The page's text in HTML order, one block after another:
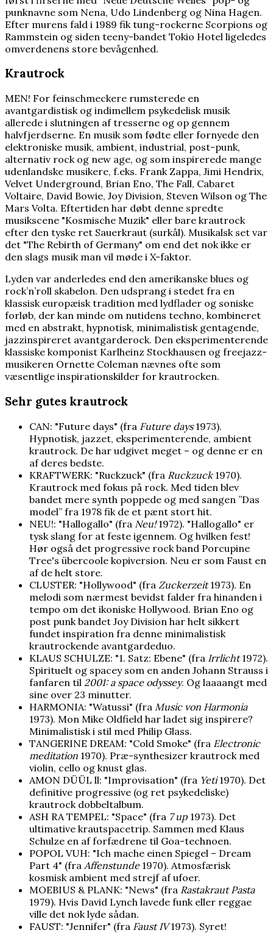
punknavne som Nena, Udo Lindenberg og Nina Hagen.
Efter murens fald i 1989 fik tung-rockerne Scorpions og
Rammstein og siden teeny-bandet Tokio Hotel ligeledes
omverdenens store bevågenhed.
Krautrock
MEN! For feinschmeckere rumsterede en
avantgardistisk og indimellem psykedelisk musik
allerede i slutningen af tresserne og op gennem
halvfjerdserne. En musik som fødte eller fornyede den
elektroniske musik, ambient, industrial, post-punk,
alternativ rock og new age, og som inspirerede mange
udenlandske musikere, f.eks. Frank Zappa, Jimi Hendrix,
Velvet Underground, Brian Eno, The Fall, Cabaret
Voltaire, David Bowie, Joy Division, Steven Wilson og The
Mars Volta. Eftertiden har døbt denne spredte
musikscene "Kosmische Muzik" eller bare krautrock
efter den tyske ret Sauerkraut (surkål). Musikalsk set var
det "The Rebirth of Germany" om end det nok ikke er
den slags musik man vil møde i X-faktor.
Lyden var anderledes end den amerikanske blues og
rock’n’roll skabelon. Den udsprang i stedet fra en
klassisk europæisk tradition med lydflader og soniske
forløb, der kan minde om nutidens techno, kombineret
med en abstrakt, hypnotisk, minimalistisk gentagende,
jazzinspireret avantgarderock. Den eksperimenterende
klassiske komponist Karlheinz Stockhausen og freejazz-
musikeren Ornette Coleman nævnes ofte som
væsentlige inspirationskilder for krautrocken.
Sehr gutes krautrock
CAN: "Future days" (fra Future days1973).
Hypnotisk, jazzet, eksperimenterende, ambient
krautrock. De har udgivet meget – og denne er en
af deres bedste.
KRAFTWERK: "Ruckzuck" (fra Ruckzuck1970).
Krautrock med fokus på rock. Med tiden blev
bandet mere synth poppede og med sangen ”Das
model” fra 1978 fik de et pænt stort hit.
NEU!: "Hallogallo" (fra Neu!1972). "Hallogallo" er
tysk slang for at feste igennem. Og hvilken fest!
Hør også det progressive rock band Porcupine
Tree's übercoole kopiversion. Neu er som Faust en
af de helt store.
CLUSTER: "Hollywood" (fra Zuckerzeit1973). En
melodi som nærmest bevidst falder fra hinanden i
tempo om det ikoniske Hollywood. Brian Eno og
post punk bandet Joy Division har helt sikkert
fundet inspiration fra denne minimalistisk
krautrockende avantgardeduo.
KLAUS SCHULZE: "1. Satz: Ebene" (fra Irrlicht1972).
Spirituelt og spacey som en anden Johann Strauss i
fanfaren til 2001: a space odyssey. Og laaaangt med
sine over 23 minutter.
HARMONIA: "Watussi" (fra Music von Harmonia
1973). Mon Mike Oldfield har ladet sig inspirere?
Minimalistisk i stil med Philip Glass.
TANGERINE DREAM: "Cold Smoke" (fra Electronic
meditation 1970). Præ-synthesizer krautrock med
violin, cello og knust glas.
AMON DÜÜL ll: "Improvisation" (fra Yeti1970). Det
definitive progressive (og ret psykedeliske)
krautrock dobbeltalbum.
ASH RA TEMPEL: "Space" (fra 7 up 1973). Det
ultimative krautspacetrip. Sammen med Klaus
Schulze en af forfædrene til Goa-technoen.
POPOL VUH: "Ich mache einen Spiegel – Dream
Part 4" (fra Affenstunde1970). Atmosfærisk
kosmisk ambient med strejf af ufoer.
MOEBIUS & PLANK: "News" (fra Rastakraut Pasta
1979). Hvis David Lynch lavede funk eller reggae
ville det nok lyde sådan.
FAUST: "Jennifer" (fra Faust IV1973). Syret!